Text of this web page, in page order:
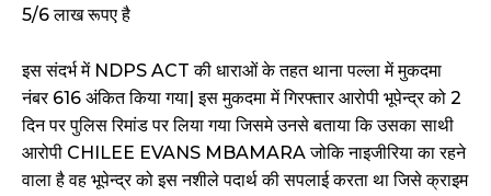
5/6 लाख रूपए है
इस संदर्भ में NDPS ACT की धाराओं के तहत थाना पल्ला में मुकदमा
नंबर 616 अंकित किया गया| इस मुकदमा में गिरफ्तार आरोपी भूपेन्द्र को 2
दिन पर पुलिस रिमांड पर लिया गया जिसमे उनसे बताया कि उसका साथी
आरोपी CHILEE EVANS MBAMARA जोकि नाइजीरिया का रहने
वाला है वह भूपेन्द्र को इस नशीले पदार्थ की सपलाई करता था जिसे क्राइम